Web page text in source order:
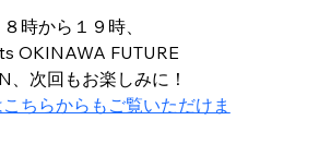
時から１９時、
OKINAWA FUTURE
、次回もお楽しみに！
ちらからもご覧いただけま